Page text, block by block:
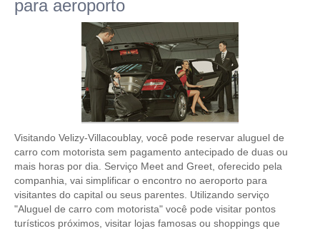
para aeroporto
Visitando Velizy-Villacoublay, você pode reservar aluguel de
carro com motorista sem pagamento antecipado de duas ou
mais horas por dia. Serviço Meet and Greet, oferecido pela
companhia, vai simplificar o encontro no aeroporto para
visitantes do capital ou seus parentes. Utilizando serviço
"Aluguel de carro com motorista" você pode visitar pontos
turísticos próximos, visitar lojas famosas ou shoppings que